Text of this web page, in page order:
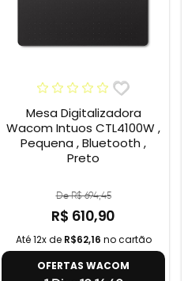
Mesa Digitalizadora
Wacom Intuos CTL4100W ,
Pequena , Bluetooth ,
Preto
De R$ 694,45
R$ 610,90
Até 12x de R$62,16 no cartão
OFERTAS WACOM